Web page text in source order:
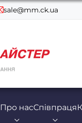
sale@mm.ck.ua
Про насСпівпраця